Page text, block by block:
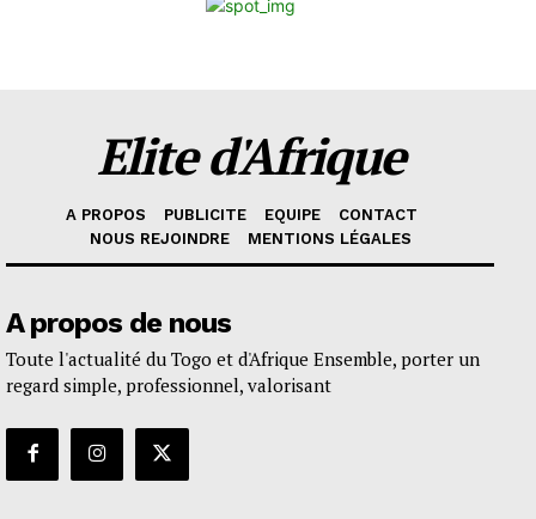
Elite d'Afrique
A PROPOS PUBLICITE EQUIPE
CONTACT
NOUS REJOINDRE
MENTIONS LÉGALES
A propos de nous
Toute l'actualité du Togo et d'Afrique Ensemble, porter un
regard simple, professionnel, valorisant